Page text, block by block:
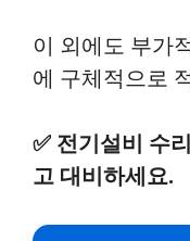
이 외에도 부가
에 구체적으로
✅ 전기설비 수
고 대비하세요.